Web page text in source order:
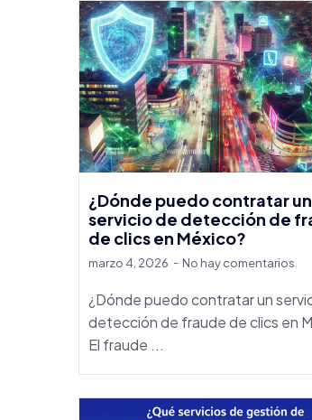
¿Dónde puedo contratar un
servicio de detección de
de clics en México?
marzo 4, 2026 No hay comentarios
¿Dónde puedo contratar un
detección de fraude de clics en
El fraude ...